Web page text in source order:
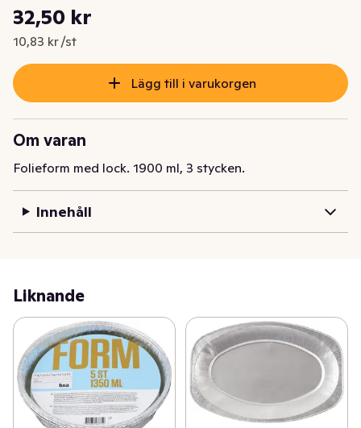
Nuvarande pris är: 32,50 kr
32,50 kr
10,83 kr /st
Styckpris: 10,83 kr /st
Lägg till i varukorgen
Om varan
Folieform med lock. 1900 ml, 3 stycken.
Innehåll
Liknande